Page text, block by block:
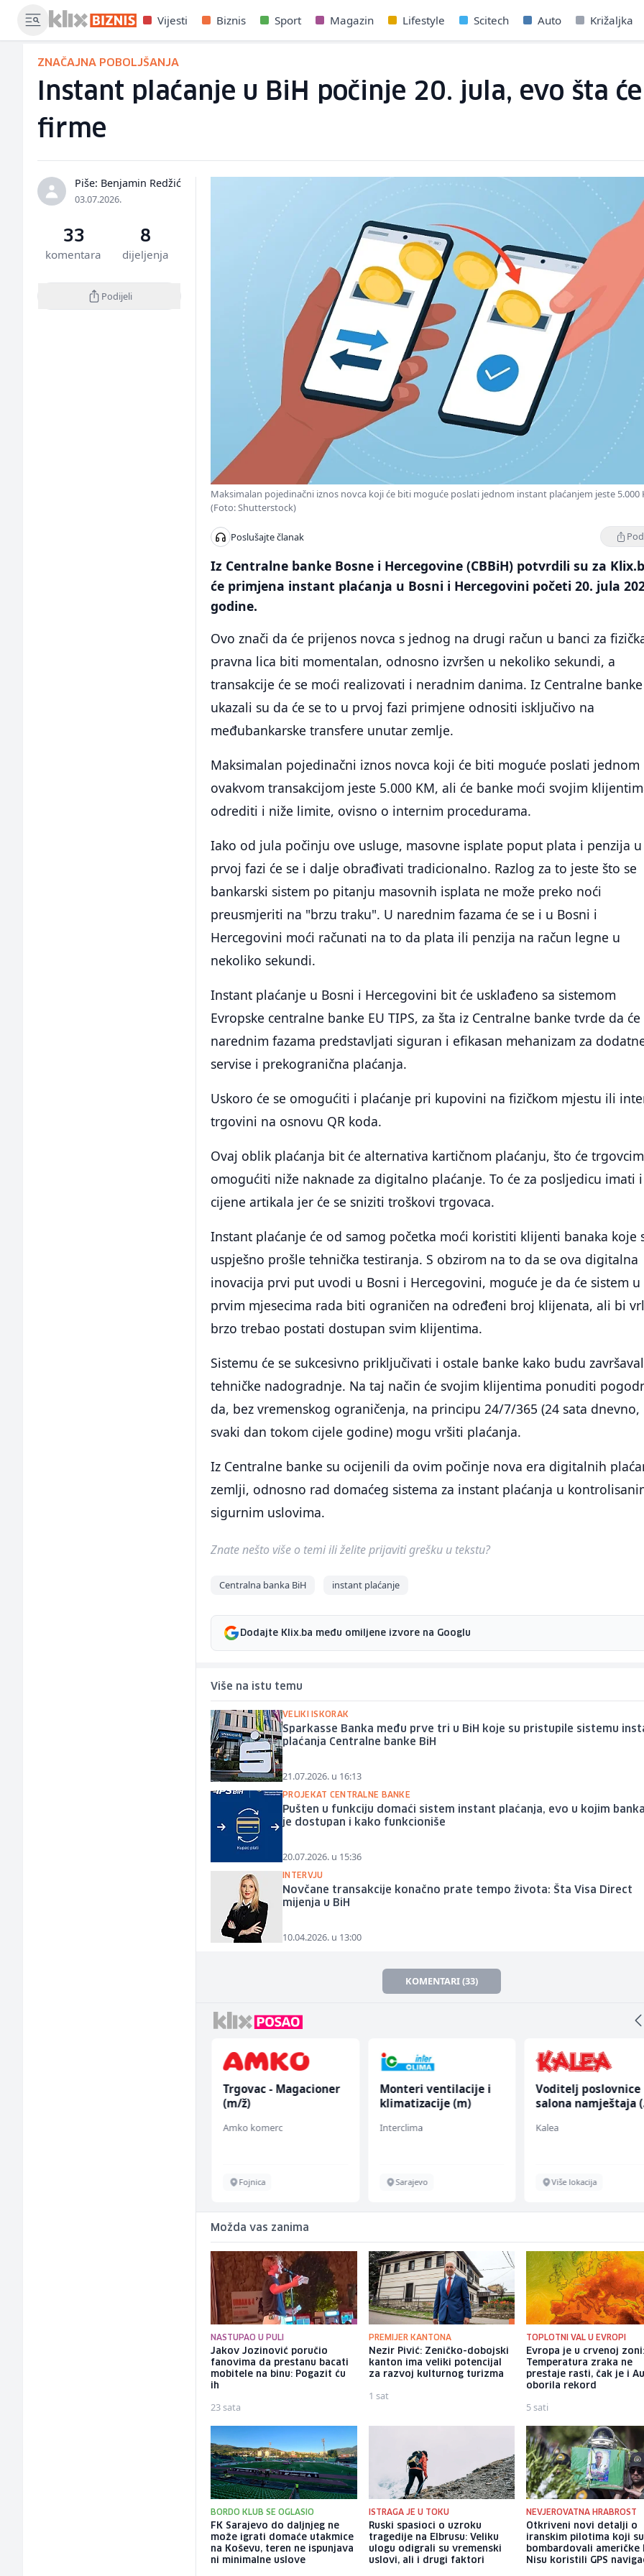
Vijesti Biznis Sport Magazin Lifestyle Scitech Auto Križaljka
ZNAČAJNA POBOLJŠANJA
Instant plaćanje u BiH počinje 20. jula, evo šta
firme
Piše: Benjamin Redžić
03.07.2026.
33
komentara
8
dijeljenja
Podijeli
Maksimalan pojedinačni iznos novca koji će biti moguće poslati jednom instant plaćanjem jeste 5.000
(Foto: Shutterstock)
Poslušajte članak
Iz Centralne banke Bosne i Hercegovine (CBBiH) potvrdili su za
će primjena instant plaćanja u Bosni i Hercegovini početi 20. jula
godine.
Ovo znači da će prijenos novca s jednog na drugi račun u banci za
pravna lica biti momentalan, odnosno izvršen u nekoliko sekundi, a
transakcije će se moći realizovati i neradnim danima. Iz Centralne banke
ukazali su da će se to u prvoj fazi primjene odnositi isključivo na
međubankarske transfere unutar zemlje.
Maksimalan pojedinačni iznos novca koji će biti moguće poslati jednom
ovakvom transakcijom jeste 5.000 KM, ali će banke moći svojim
odrediti i niže limite, ovisno o internim procedurama.
Iako od jula počinju ove usluge, masovne isplate poput plata i penzija u
prvoj fazi će se i dalje obrađivati tradicionalno. Razlog za to jeste što se
bankarski sistem po pitanju masovnih isplata ne može preko noći
preusmjeriti na "brzu traku". U narednim fazama će se i u Bosni i
Hercegovini moći računati na to da plata ili penzija na račun legne u
nekoliko sekundi.
Instant plaćanje u Bosni i Hercegovini bit će usklađeno sa sistemom
Evropske centralne banke EU TIPS, za šta iz Centralne banke tvrde da
narednim fazama predstavljati siguran i efikasan mehanizam za
servise i prekogranična plaćanja.
Uskoro će se omogućiti i plaćanje pri kupovini na fizičkom mjestu ili
trgovini na osnovu QR koda.
Ovaj oblik plaćanja bit će alternativa kartičnom plaćanju, što će
omogućiti niže naknade za digitalno plaćanje. To će za posljedicu imati
cijene artikala jer će se sniziti troškovi trgovaca.
Instant plaćanje će od samog početka moći koristiti klijenti banaka koje
uspješno prošle tehnička testiranja. S obzirom na to da se ova digitalna
inovacija prvi put uvodi u Bosni i Hercegovini, moguće je da će sistem u
prvim mjesecima rada biti ograničen na određeni broj klijenata, ali bi
brzo trebao postati dostupan svim klijentima.
Sistemu će se sukcesivno priključivati i ostale banke kako budu
tehničke nadogradnje. Na taj način će svojim klijentima ponuditi
da, bez vremenskog ograničenja, na principu 24/7/365 (24 sata dnevno,
svaki dan tokom cijele godine) mogu vršiti plaćanja.
Iz Centralne banke su ocijenili da ovim počinje nova era digitalnih
zemlji, odnosno rad domaćeg sistema za instant plaćanja u
sigurnim uslovima.
Znate nešto više o temi ili želite prijaviti grešku u tekstu?
Centralna banka BiH instant plaćanje
Dodajte Klix.ba među omiljene izvore na Googlu
Više na istu temu
VELIKI ISKORAK
Sparkasse Banka među prve tri u BiH koje su pristupile sistemu
plaćanja Centralne banke BiH
21.07.2026. u 16:13
PROJEKAT CENTRALNE BANKE
Pušten u funkciju domaći sistem instant plaćanja, evo u kojim
je dostupan i kako funkcioniše
20.07.2026. u 15:36
INTERVJU
Novčane transakcije konačno prate tempo života: Šta Visa Direct
mijenja u BiH
10.04.2026. u 13:00
KOMENTARI (33)
Trgovac - Magacioner
(m/ž)
Amko komerc
Fojnica
Monteri ventilacije i
klimatizacije (m)
Interclima
Sarajevo
Voditelj poslovnice
salona namještaja
Kalea
Više lokacija
Možda vas zanima
NASTUPAO U PULI
Jakov Jozinović poručio
fanovima da prestanu bacati
mobitele na binu: Pogazit ću
ih
23 sata
PREMIJER KANTONA
Nezir Pivić: Zeničko-dobojski
kanton ima veliki potencijal
za razvoj kulturnog turizma
1 sat
TOPLOTNI VAL U EVROPI
Evropa je u crvenoj
Temperatura zraka ne
prestaje rasti, čak je i
oborila rekord
5 sati
BORDO KLUB SE OGLASIO
FK Sarajevo do daljnjeg ne
može igrati domaće utakmice
na Koševu, teren ne ispunjava
ni minimalne uslove
ISTRAGA JE U TOKU
Ruski spasioci o uzroku
tragedije na Elbrusu: Veliku
ulogu odigrali su vremenski
uslovi, ali i drugi faktori
NEVJEROVATNA HRABROST
Otkriveni novi detalji o
iranskim pilotima koji su
bombardovali američke
Nisu koristili GPS